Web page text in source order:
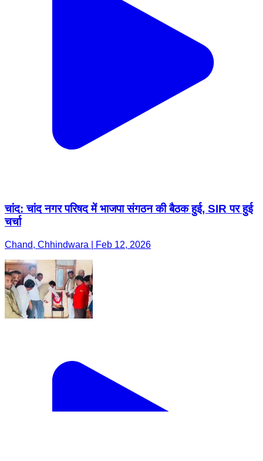
चांद: चांद नगर परिषद में भाजपा संगठन की बैठक हुई, SIR पर हुई
चर्चा
Chand, Chhindwara | Feb 12, 2026